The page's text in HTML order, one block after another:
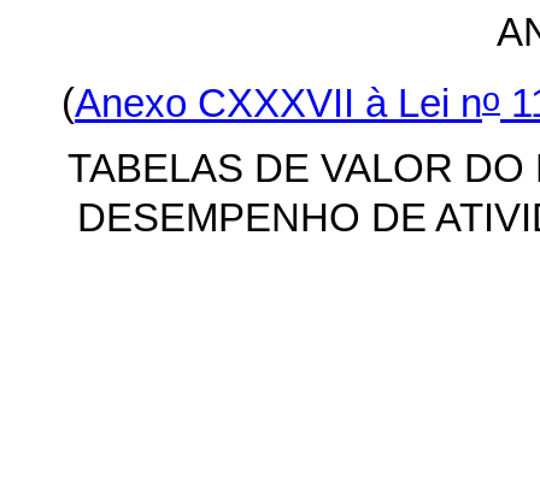
(Anexo CXXXVII à Lei no
TABELAS DE VALOR
DESEMPENHO DE